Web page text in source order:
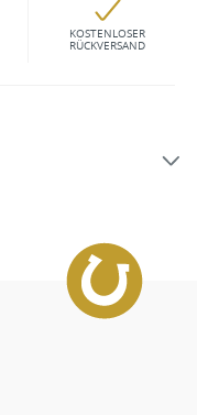
KOSTENLOSER
RÜCKVERSAND